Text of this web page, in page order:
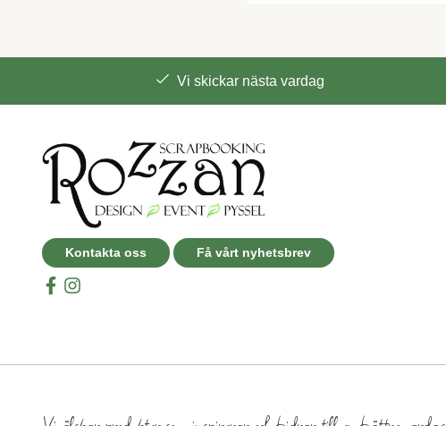
Vi skickar nästa vardag
Kontakta oss Få vårt nyhetsbrev